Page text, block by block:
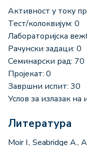
Активност у току
Тест/колоквијум: 0
Лабораторијска
Рачунски задаци: 0
Семинарски рад: 70
Пројекат: 0
Завршни испит: 30
Услов за излазак на
Литература
Moir I., Seabridge A.,